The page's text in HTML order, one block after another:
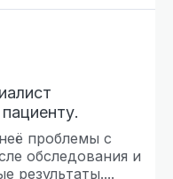
проблемы с
обследования и
результаты....